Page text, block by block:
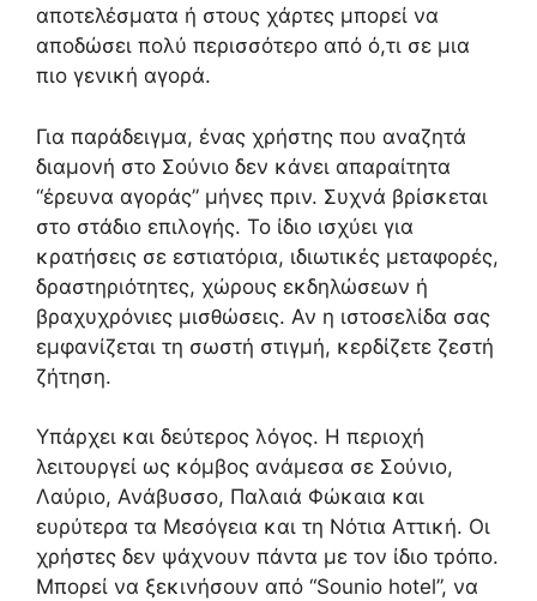
αποτελέσματα ή στους χάρτες μπορεί να
αποδώσει πολύ περισσότερο από ό,τι σε μια
πιο γενική αγορά.
Για παράδειγμα, ένας χρήστης που αναζητά
διαμονή στο Σούνιο δεν κάνει απαραίτητα
“έρευνα αγοράς” μήνες πριν. Συχνά βρίσκεται
στο στάδιο επιλογής. Το ίδιο ισχύει για
κρατήσεις σε εστιατόρια, ιδιωτικές μεταφορές,
δραστηριότητες, χώρους εκδηλώσεων ή
βραχυχρόνιες μισθώσεις. Αν η ιστοσελίδα σας
εμφανίζεται τη σωστή στιγμή, κερδίζετε ζεστή
ζήτηση.
Υπάρχει και δεύτερος λόγος. Η περιοχή
λειτουργεί ως κόμβος ανάμεσα σε Σούνιο,
Λαύριο, Ανάβυσσο, Παλαιά Φώκαια και
ευρύτερα τα Μεσόγεια και τη Νότια Αττική. Οι
χρήστες δεν ψάχνουν πάντα με τον ίδιο τρόπο.
Μπορεί να ξεκινήσουν από “Sounio hotel”, να